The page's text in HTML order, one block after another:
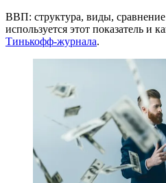
ВВП: структура, виды,
используется этот показатель и
Тинькофф-журнала.